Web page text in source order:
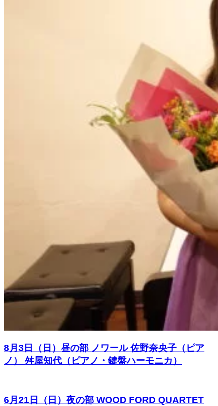
8月3日（日）昼の部 ノワール 佐野奈央子（ピア
ノ） 舛屋知代（ピアノ・鍵盤ハーモニカ）
6月21日（日）夜の部 WOOD FORD QUARTET